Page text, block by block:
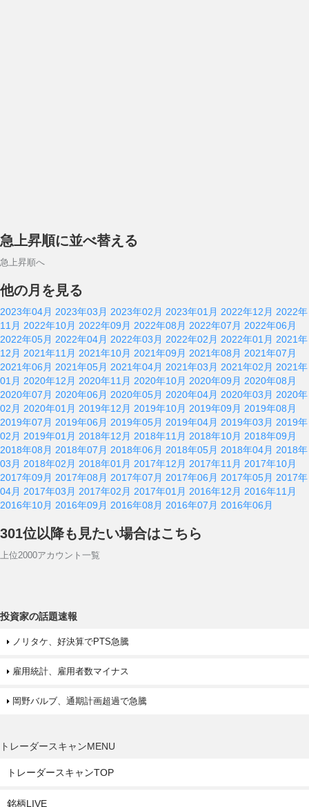
急上昇順に並べ替える
急上昇順へ
他の月を見る
2023年04月 2023年03月 2023年02月 2023年01月 2022年12月 2022年
11月 2022年10月 2022年09月 2022年08月 2022年07月 2022年06月
2022年05月 2022年04月 2022年03月 2022年02月 2022年01月 2021年
12月 2021年11月 2021年10月 2021年09月 2021年08月 2021年07月
2021年06月 2021年05月 2021年04月 2021年03月 2021年02月 2021年
01月 2020年12月 2020年11月 2020年10月 2020年09月 2020年08月
2020年07月 2020年06月 2020年05月 2020年04月 2020年03月 2020年
02月 2020年01月 2019年12月 2019年10月 2019年09月 2019年08月
2019年07月 2019年06月 2019年05月 2019年04月 2019年03月 2019年
02月 2019年01月 2018年12月 2018年11月 2018年10月 2018年09月
2018年08月 2018年07月 2018年06月 2018年05月 2018年04月 2018年
03月 2018年02月 2018年01月 2017年12月 2017年11月 2017年10月
2017年09月 2017年08月 2017年07月 2017年06月 2017年05月 2017年
04月 2017年03月 2017年02月 2017年01月 2016年12月 2016年11月
2016年10月 2016年09月 2016年08月 2016年07月 2016年06月
301位以降も見たい場合はこちら
上位2000アカウント一覧
投資家の話題速報
ノリタケ、好決算でPTS急騰
雇用統計、雇用者数マイナス
岡野バルブ、通期計画超過で急騰
トレーダースキャンMENU
トレーダースキャンTOP
銘柄LIVE